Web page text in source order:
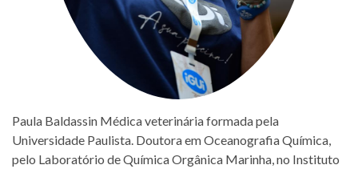
Paula Baldassin Médica veterinária formada pela
Universidade Paulista. Doutora em Oceanografia Química,
pelo Laboratório de Química Orgânica Marinha, no Instituto